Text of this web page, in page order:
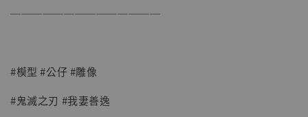
──────────────
#模型 #公仔 #雕像
#鬼滅之刃 #我妻善逸